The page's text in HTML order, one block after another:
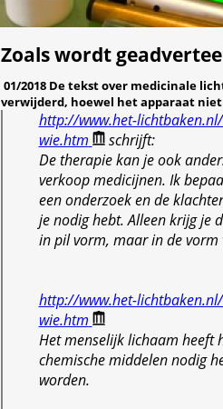
Zoals wordt
01/2018 De tekst over medicinale
verwijderd, hoewel het apparaat niet
http://www.het-
wie.htm
schrijft:
De therapie kan je ook
verkoop medicijnen. Ik
een onderzoek en de
je nodig hebt. Alleen krijg je
in pil vorm, maar in de
http://www.het-
wie.htm
Het menselijk lichaam heeft
chemische middelen nodig
worden.